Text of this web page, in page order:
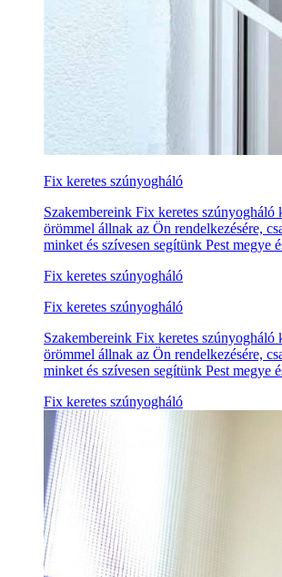
Fix keretes szúnyogháló
Szakembereink Fix keretes szúnyogháló
örömmel állnak az Ön rendelkezésére,
minket és szívesen segítünk Pest megye
Fix keretes szúnyogháló
Fix keretes szúnyogháló
Szakembereink Fix keretes szúnyogháló
örömmel állnak az Ön rendelkezésére,
minket és szívesen segítünk Pest megye
Fix keretes szúnyogháló